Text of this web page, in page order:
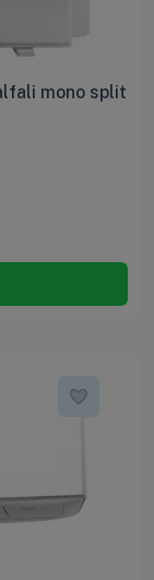
mono split